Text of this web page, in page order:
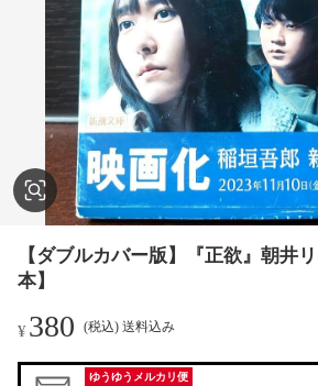
【ダブルカバー版】『正欲』朝井
本】
¥380 (税込) 送料込み
ゆうゆうメルカリ便